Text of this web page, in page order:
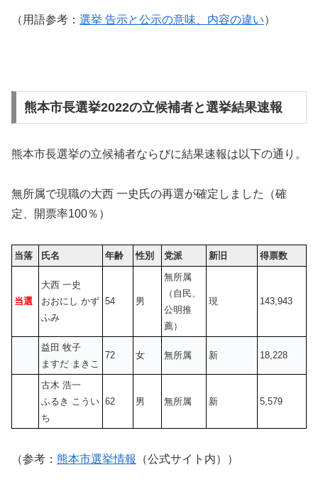
（用語参考： 選挙 告示と公示の意味、内容の違い）
熊本市長選挙2022の立候補者と選挙結果速報
熊本市長選挙の立候補者ならびに結果速報は以下の通り。
無所属で現職の大西 一史氏の再選が確定しました（確
定、開票率100％）
当落 氏名 年齢 性別 党派 新旧 得票数
当選
大西 一史
おおにし かず
ふみ
54 男
無所属
（自民、
公明推
薦）
現 143,943
益田 牧子
ますだ まきこ
72 女 無所属 新 18,228
古木 浩一
ふるき こうい
ち
62 男 無所属 新 5,579
（参考： 熊本市選挙情報 （公式サイト内））